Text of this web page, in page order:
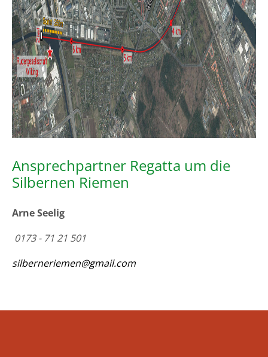
Ansprechpartner Regatta um die
Silbernen Riemen
Arne Seelig
0173 - 71 21 501
silberneriemen@gmail.com